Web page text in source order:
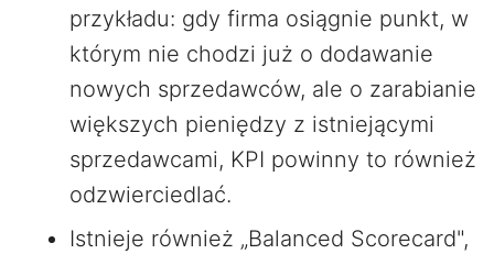
przykładu: gdy firma osiągnie punkt, w
którym nie chodzi już o dodawanie
nowych sprzedawców, ale o zarabianie
większych pieniędzy z istniejącymi
sprzedawcami, KPI powinny to również
odzwierciedlać.
Istnieje również „Balanced Scorecard",